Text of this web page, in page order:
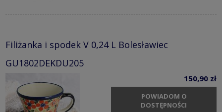
Filiżanka i spodek V 0,24 L Bolesławiec
GU1802DEKDU205
150,90 zł
POWIADOM O
DOSTĘPNOŚCI